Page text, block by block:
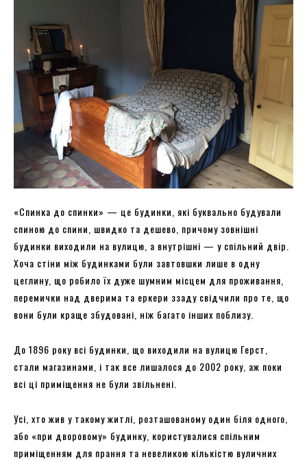
«Спинка до спинки» — це будинки, які буквально будували
спиною до спини, швидко та дешево, причому зовнішні
будинки виходили на вулицю, а внутрішні — у спільний двір.
Хоча стіни між будинками були завтовшки лише в одну
цеглину, що робило їх дуже шумним місцем для проживання,
перемички над дверима та еркери ззаду свідчили про те, що
вони були краще збудовані, ніж багато інших поблизу.
До 1896 року всі будинки, що виходили на вулицю Герст,
стали магазинами, і так все лишалося до 2002 року, аж поки
всі ці приміщення не були звільнені.
Усі, хто жив у такому житлі, розташованому один біля одного,
або «при дворовому» будинку, користувалися спільним
приміщенням для прання та невеликою кількістю вуличних